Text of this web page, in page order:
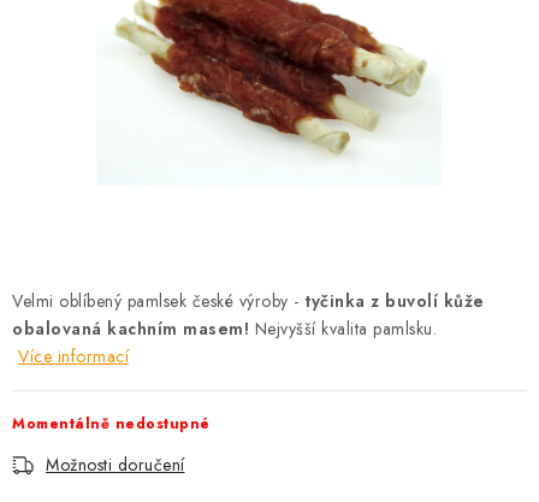
HODNOCENÍ OBCHODU
DOPRAVA PO OSTRAVĚ, HLUČÍNĚ A OKOLÍ
Kontakt Možnosti dopravy
Obchodní podmínky
Velmi oblíbený pamlsek české výroby - tyčinka z buvolí kůže
obalovaná kachním masem! Nejvyšší kvalita pamlsku.
Více informací
Momentálně nedostupné
Možnosti doručení